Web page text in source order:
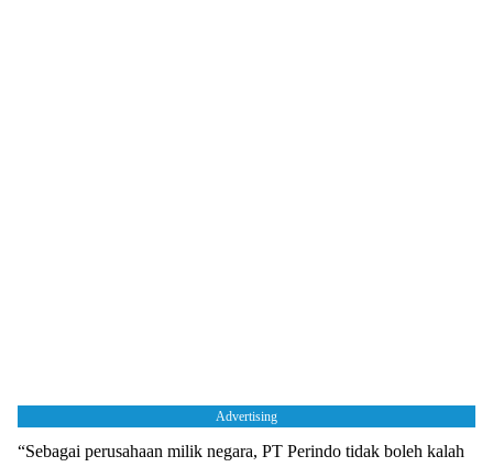
Advertising
“Sebagai perusahaan milik negara, PT Perindo tidak boleh kalah